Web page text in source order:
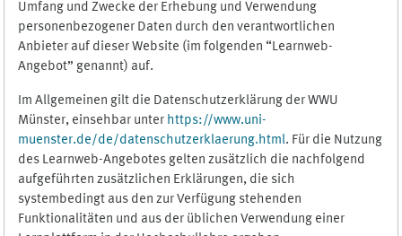
Umfang und Zwecke der Erhebung und Verwendung
personenbezogener Daten durch den verantwortlichen
Anbieter auf dieser Website (im folgenden “Learnweb-
Angebot” genannt) auf.
Im Allgemeinen gilt die Datenschutzerklärung der WWU
Münster, einsehbar unter https://www.uni-
muenster.de/de/datenschutzerklaerung.html. Für die Nutzung
des Learnweb-Angebotes gelten zusätzlich die nachfolgend
aufgeführten zusätzlichen Erklärungen, die sich
systembedingt aus den zur Verfügung stehenden
Funktionalitäten und aus der üblichen Verwendung einer